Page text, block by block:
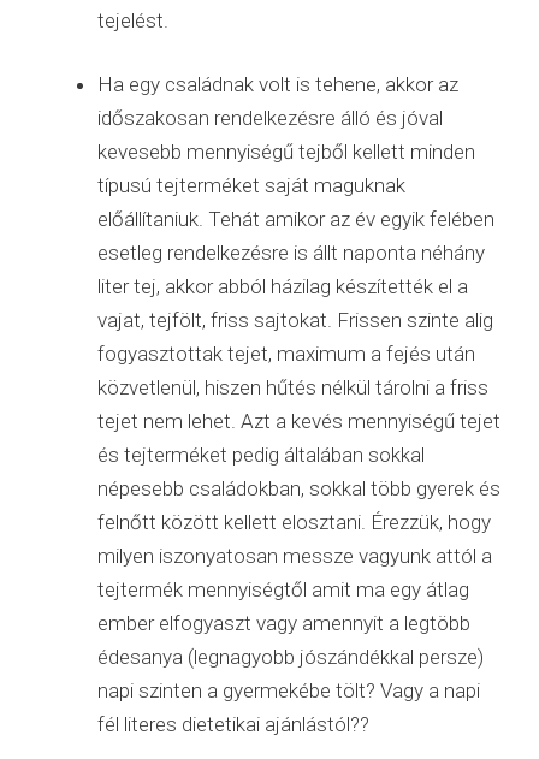
tejelést.
Ha egy családnak volt is tehene, akkor az
időszakosan rendelkezésre álló és jóval
kevesebb mennyiségű tejből kellett minden
típusú tejterméket saját maguknak
előállítaniuk. Tehát amikor az év egyik felében
esetleg rendelkezésre is állt naponta néhány
liter tej, akkor abból házilag készítették el a
vajat, tejfölt, friss sajtokat. Frissen szinte alig
fogyasztottak tejet, maximum a fejés után
közvetlenül, hiszen hűtés nélkül tárolni a friss
tejet nem lehet. Azt a kevés mennyiségű tejet
és tejterméket pedig általában sokkal
népesebb családokban, sokkal több gyerek és
felnőtt között kellett elosztani. Érezzük, hogy
milyen iszonyatosan messze vagyunk attól a
tejtermék mennyiségtől amit ma egy átlag
ember elfogyaszt vagy amennyit a legtöbb
édesanya (legnagyobb jószándékkal persze)
napi szinten a gyermekébe tölt? Vagy a napi
fél literes dietetikai ajánlástól??